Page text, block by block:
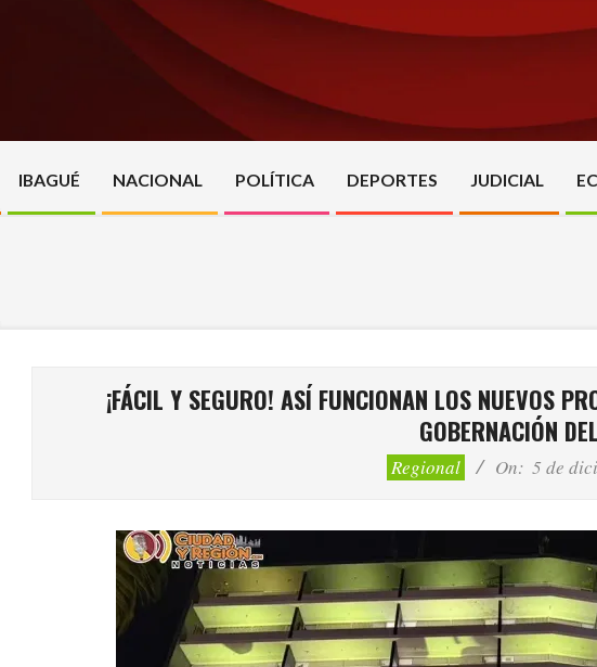
IBAGUÉ NACIONAL POLÍTICA DEPORTES JUDICIAL
¡FÁCIL Y SEGURO! ASÍ FUNCIONAN LOS NUEVOS
GOBERNACIÓN
Regional On: 5 de